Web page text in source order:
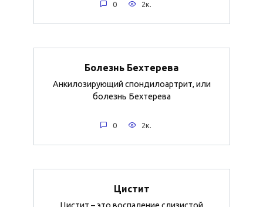
0 2к.
Болезнь Бехтерева
Анкилозирующий спондилоартрит, или
болезнь Бехтерева
0 2к.
Цистит
Цистит – это воспаление слизистой